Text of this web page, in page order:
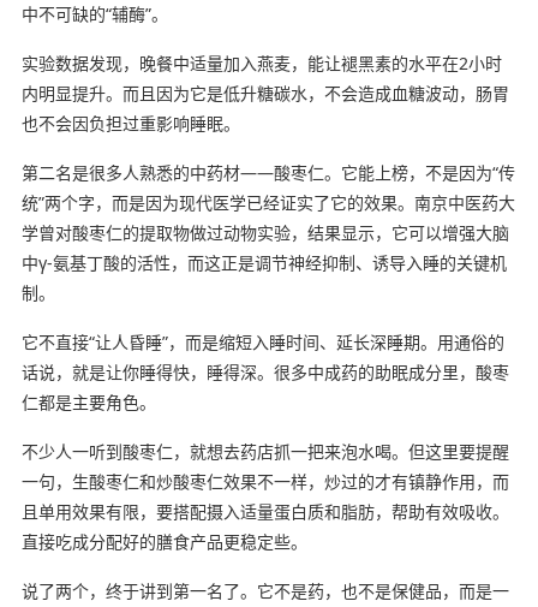
中不可缺的“辅酶”。
实验数据发现，晚餐中适量加入燕麦，能让褪黑素的水平在2小时
内明显提升。而且因为它是低升糖碳水，不会造成血糖波动，肠胃
也不会因负担过重影响睡眠。
第二名是很多人熟悉的中药材——酸枣仁。它能上榜，不是因为“传
统”两个字，而是因为现代医学已经证实了它的效果。南京中医药大
学曾对酸枣仁的提取物做过动物实验，结果显示，它可以增强大脑
中γ-氨基丁酸的活性，而这正是调节神经抑制、诱导入睡的关键机
制。
它不直接“让人昏睡”，而是缩短入睡时间、延长深睡期。用通俗的
话说，就是让你睡得快，睡得深。很多中成药的助眠成分里，酸枣
仁都是主要角色。
不少人一听到酸枣仁，就想去药店抓一把来泡水喝。但这里要提醒
一句，生酸枣仁和炒酸枣仁效果不一样，炒过的才有镇静作用，而
且单用效果有限，要搭配摄入适量蛋白质和脂肪，帮助有效吸收。
直接吃成分配好的膳食产品更稳定些。
说了两个，终于讲到第一名了。它不是药，也不是保健品，而是一